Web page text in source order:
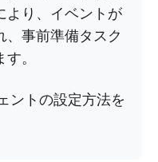
より、イベントが
、事前準備タスク
。
ントの設定方法を